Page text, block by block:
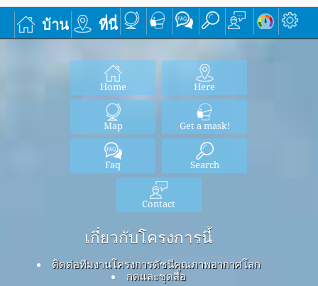
บ้าน ที่นี่
Home Here
Map Get a mask!
Faq Search
Contact
เกี่ยวกับโครงการนี้
ติดต่อทีมงานโครงการดัชนีคุณภาพอากาศโลก
กดและชุดสื่อ